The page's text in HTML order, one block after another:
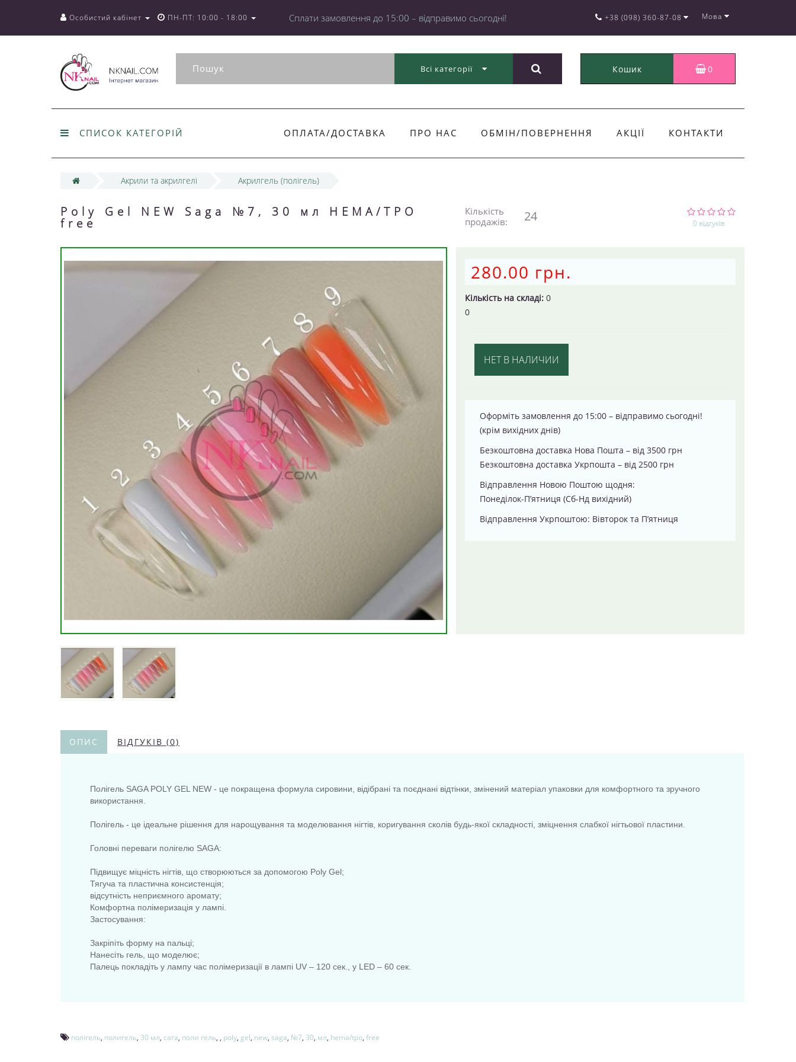
Cплати замовлення до 15:00 – відправимо сьогодні!
Особистий кабінет ПН-ПТ: 10:00 - 18:00 +38 (098) 360-87-08 Мова
Всі категорії Кошик 0
СПИСОК КАТЕГОРІЙ ОПЛАТА/ДОСТАВКА ПРО НАС ОБМІН/ПОВЕРНЕННЯ АКЦІЇ КОНТАКТИ
Акрили та акрилгелі Акрилгель (полігель)
Poly Gel NEW Saga №7, 30 мл HEMA/TPO
free
Кількість
продажів:
24 0 відгуків
280.00 грн.
Кількість на складі:0
0
НЕТ В НАЛИЧИИ
Оформіть замовлення до 15:00 – відправимо сьогодні!
(крім вихідних днів)
Безкоштовна доставка Нова Пошта – від 3500 грн
Безкоштовна доставка Укрпошта – від 2500 грн
Відправлення Новою Поштою щодня:
Понеділок-П’ятниця (Сб-Нд вихідний)
Відправлення Укрпоштою: Вівторок та П’ятниця
ОПИС ВІДГУКІВ (0)
Полігель SAGA POLY GEL NEW - це покращена формула сировини, відібрані та поєднані відтінки, змінений матеріал упаковки для комфортного та зручного
використання.
Полігель - це ідеальне рішення для нарощування та моделювання нігтів, коригування сколів будь-якої складності, зміцнення слабкої нігтьової пластини.
Головні переваги полігелю SAGA:
Підвищує міцність нігтів, що створюються за допомогою Poly Gel;
Тягуча та пластична консистенція;
відсутність неприємного аромату;
Комфортна полімеризація у лампі.
Застосування:
Закріпіть форму на пальці;
Нанесіть гель, що моделює;
Палець покладіть у лампу час полімеризації в лампі UV – 120 сек., у LED – 60 сек.
полігель, полигель, 30 мл, сага, поли гель, , poly, gel, new, saga, №7, 30, мл, hema/tpo, free